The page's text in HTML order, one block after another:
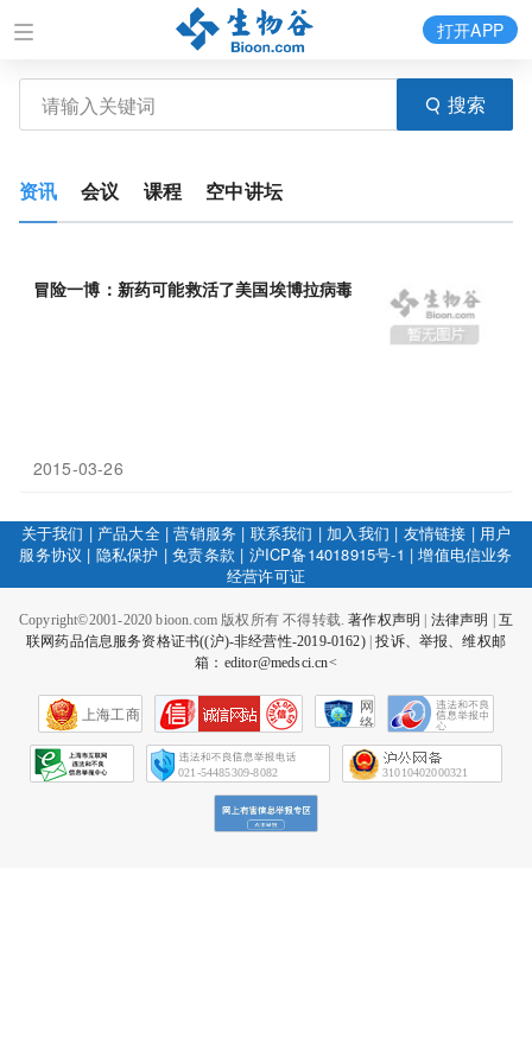
搜索
打开APP
资讯 会议 课程 空中讲坛
冒险一博：新药可能救活了美国埃博拉病毒（ Ebola ）患者
2015-03-26
关于我们 | 产品大全|营销服务 | 联系我们 | 加入我们 | 友情链接 | 用户
服务协议 | 隐私保护 |免责条款 | 沪ICP备14018915号-1 |增值电信业务
经营许可证
Copyright©2001-2020 bioon.com 版权所有 不得转载.著作权声明 法律声明
互
联网药品信息服务资格证书((沪)-非经营性-2019-0162)|投诉、举报、维权邮
箱：editor@medsci.cn<
上海工商
网
络
会
征
021-54485309-8082 31010402000321